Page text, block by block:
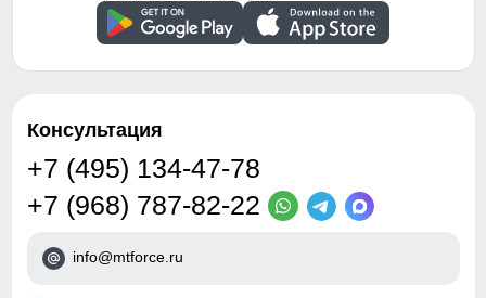
Консультация
+7 (495) 134-47-78
+7 (968) 787-82-22
info@mtforce.ru